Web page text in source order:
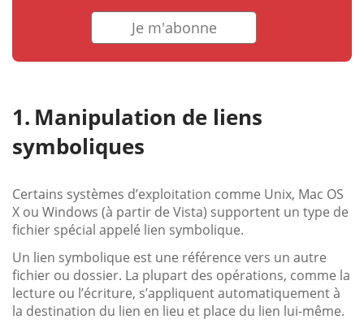
Je m'abonne
Manipulation de liens
symboliques
Certains systèmes d’exploitation comme Unix, Mac OS
X ou Windows (à partir de Vista) supportent un type de
fichier spécial appelé lien symbolique.
Un lien symbolique est une référence vers un autre
fichier ou dossier. La plupart des opérations, comme la
lecture ou l’écriture, s’appliquent automatiquement à
la destination du lien en lieu et place du lien lui-même.